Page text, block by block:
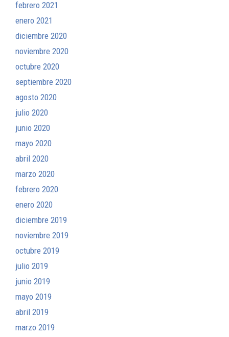
febrero 2021
enero 2021
diciembre 2020
noviembre 2020
octubre 2020
septiembre 2020
agosto 2020
julio 2020
junio 2020
mayo 2020
abril 2020
marzo 2020
febrero 2020
enero 2020
diciembre 2019
noviembre 2019
octubre 2019
julio 2019
junio 2019
mayo 2019
abril 2019
marzo 2019